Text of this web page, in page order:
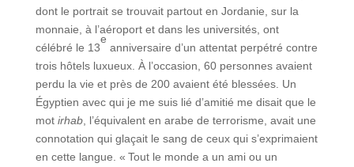
dont le portrait se trouvait partout en Jordanie, sur la
monnaie, à l’aéroport et dans les universités, ont
célébré le 13
e
anniversaire d’un attentat perpétré contre
trois hôtels luxueux. À l’occasion, 60 personnes avaient
perdu la vie et près de 200 avaient été blessées. Un
Égyptien avec qui je me suis lié d’amitié me disait que le
mot irhab, l’équivalent en arabe de terrorisme, avait une
connotation qui glaçait le sang de ceux qui s’exprimaient
en cette langue. « Tout le monde a un ami ou un